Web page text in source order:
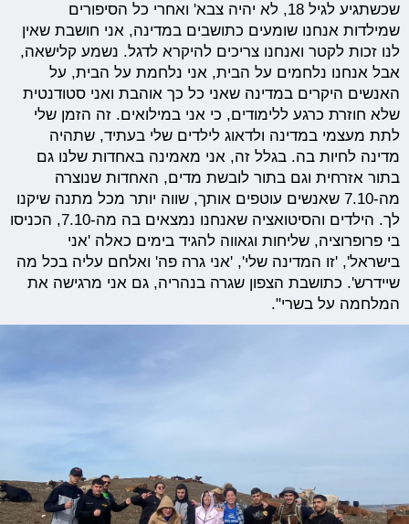
שכשתגיע לגיל 18, לא יהיה צבא' ואחרי כל הסיפורים
שמילדות אנחנו שומעים כתושבים במדינה, אני חושבת שאין
לנו זכות לקטר ואנחנו צריכים להיקרא לדגל. נשמע קלישאה,
אבל אנחנו נלחמים על הבית, אני נלחמת על הבית, על
האנשים היקרים במדינה שאני כל כך אוהבת ואני סטודנטית
שלא חוזרת כרגע ללימודים, כי אני במילואים. זה הזמן שלי
לתת מעצמי במדינה ולדאוג לילדים שלי בעתיד, שתהיה
מדינה לחיות בה. בגלל זה, אני מאמינה באחדות שלנו גם
בתור אזרחית וגם בתור לובשת מדים, האחדות שנוצרה
מה-7.10 שאנשים עוטפים אותך, שווה יותר מכל מתנה שיקנו
לך. הילדים והסיטואציה שאנחנו נמצאים בה מה-7.10, הכניסו
בי פרופרוציה, שליחות וגאווה להגיד בימים כאלה 'אני
בישראל', 'זו המדינה שלי', 'אני גרה פה' ואלחם עליה בכל מה
שיידרש'. כתושבת הצפון שגרה בנהריה, גם אני מרגישה את
המלחמה על בשרי".